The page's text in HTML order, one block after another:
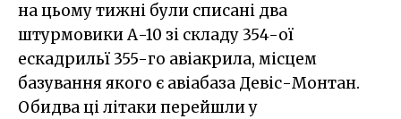
на цьому тижні були списані два
штурмовики А-10 зі складу 354-ої
ескадрильї 355-го авіакрила, місцем
базування якого є авіабаза Девіс-Монтан.
Обидва ці літаки перейшли у